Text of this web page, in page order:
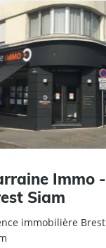
Immo -
Siam
immobilière Brest